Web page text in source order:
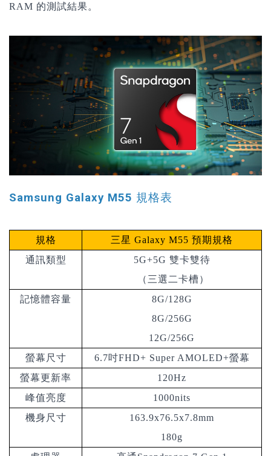
RAM 的測試結果。
Samsung Galaxy M55 規格表
規格 三星 Galaxy M55 預期規格
通訊類型
5G+5G 雙卡雙待
（三選二卡槽）
記憶體容量
8G/128G
8G/256G
12G/256G
螢幕尺寸
6.7吋FHD+ Super AMOLED+螢幕
螢幕更新率
120Hz
峰值亮度
1000nits
機身尺寸
163.9x76.5x7.8mm
180g